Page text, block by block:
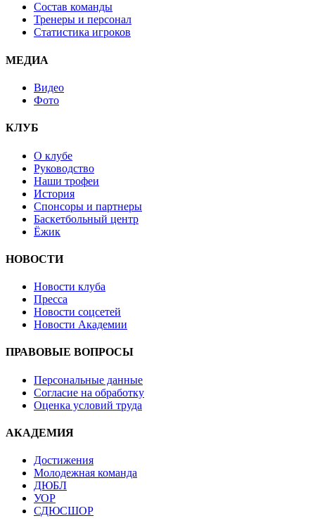
Состав команды
Тренеры и персонал
Статистика игроков
МЕДИА
Видео
Фото
КЛУБ
О клубе
Руководство
Наши трофеи
История
Спонсоры и партнеры
Баскетбольный центр
Ёжик
НОВОСТИ
Новости клуба
Пресса
Новости соцсетей
Новости Академии
ПРАВОВЫЕ ВОПРОСЫ
Персональные данные
Согласие на обработку
Оценка условий труда
АКАДЕМИЯ
Достижения
Молодежная команда
ДЮБЛ
УОР
СДЮСШОР